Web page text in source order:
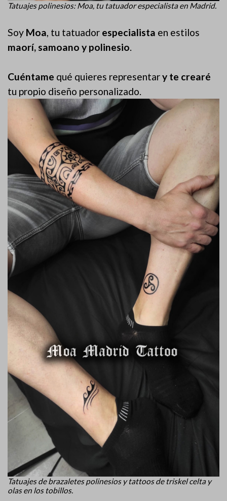
Tatuajes polinesios: Moa, tu tatuador especialista en Madrid.
Soy Moa , tu tatuador especialista en estilos
maorí, samoano y polinesio
Cuéntame qué quieres representary te crearé
tu propio diseño personalizado.
Tatuajes de brazaletes polinesios y tattoos de triskel celta y
olas en los tobillos.